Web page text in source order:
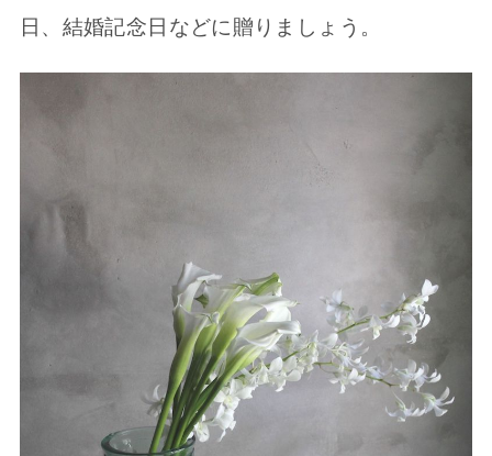
日、結婚記念日などに贈りましょう。